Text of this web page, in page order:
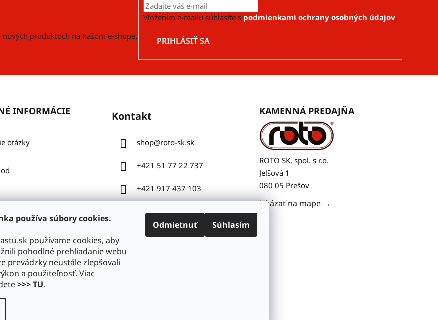
používa súbory cookies.
používame cookies, aby
pohodlné prehliadanie webu
prevádzky neustále zlepšovali
a použiteľnosť. Viac
>>> TU.
Odmietnuť Súhlasím
produktoch na našom e-shope.
Vložením e-mailu súhlasíte s podmienkami ochrany osobných údajov.
PRIHLÁSIŤ SA
INFORMÁCIE
otázky
Kontakt
shop@roto-sk.sk
+421 51 77 22 737
+421 917 437 103
KAMENNÁ PREDAJŇA
ROTO SK, spol. s r.o.
Jelšová 1
080 05 Prešov
Ukázať na mape →